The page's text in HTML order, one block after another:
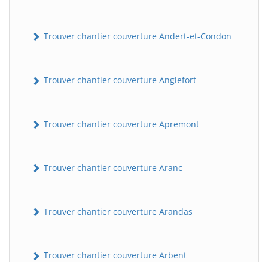
Trouver chantier couverture Andert-et-Condon
Trouver chantier couverture Anglefort
Trouver chantier couverture Apremont
Trouver chantier couverture Aranc
Trouver chantier couverture Arandas
Trouver chantier couverture Arbent